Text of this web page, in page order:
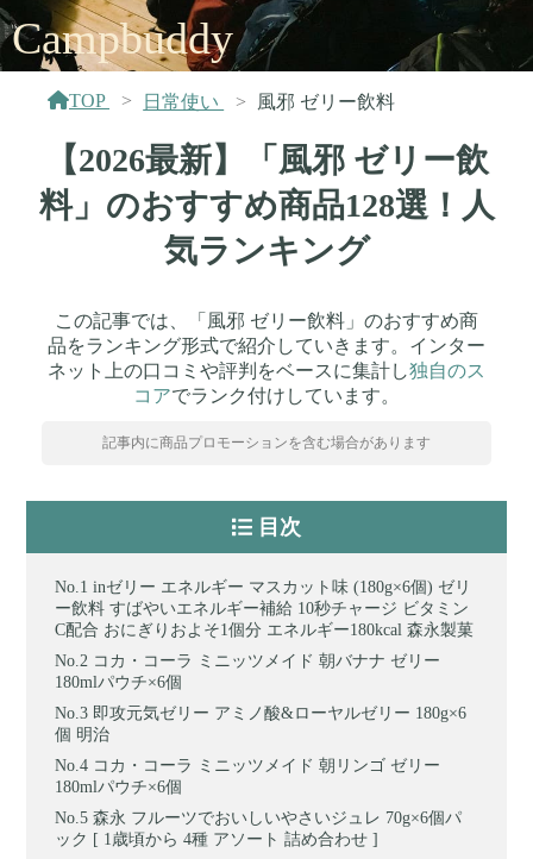
Campbuddy
TOP 日常使い 風邪 ゼリー飲料
【2026最新】「風邪 ゼリー飲
料」のおすすめ商品128選！人
気ランキング
この記事では、「風邪 ゼリー飲料」のおすすめ商
品をランキング形式で紹介していきます。インター
ネット上の口コミや評判をベースに集計し独自のス
コアでランク付けしています。
記事内に商品プロモーションを含む場合があります
目次
inゼリー エネルギー マスカット味 (180g×6個) ゼリ
ー飲料 すばやいエネルギー補給 10秒チャージ ビタミン
C配合 おにぎりおよそ1個分 エネルギー180kcal 森永製菓
コカ・コーラ ミニッツメイド 朝バナナ ゼリー
180mlパウチ×6個
即攻元気ゼリー アミノ酸&ローヤルゼリー 180g×6
個 明治
コカ・コーラ ミニッツメイド 朝リンゴ ゼリー
180mlパウチ×6個
森永 フルーツでおいしいやさいジュレ 70g×6個パ
ック [ 1歳頃から 4種 アソート 詰め合わせ ]